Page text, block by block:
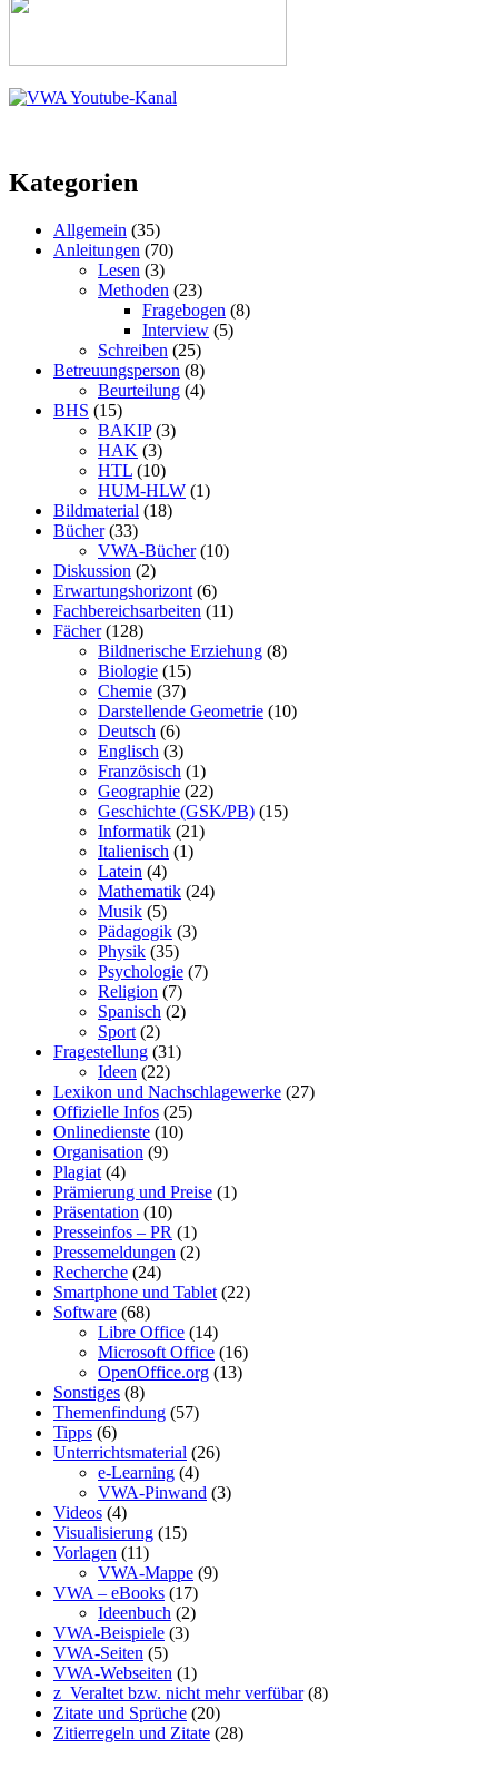
Kategorien
Allgemein (35)
Anleitungen (70)
Lesen (3)
Methoden (23)
Fragebogen (8)
Interview (5)
Schreiben (25)
Betreuungsperson (8)
Beurteilung (4)
BHS (15)
BAKIP(3)
HAK (3)
HTL (10)
HUM-HLW (1)
Bildmaterial (18)
Bücher(33)
VWA-Bücher(10)
Diskussion (2)
Erwartungshorizont (6)
Fachbereichsarbeiten (11)
Fächer(128)
Bildnerische Erziehung (8)
Biologie (15)
Chemie (37)
Darstellende Geometrie (10)
Deutsch (6)
Englisch (3)
Französisch (1)
Geographie (22)
Geschichte (GSK/PB) (15)
Informatik (21)
Italienisch (1)
Latein (4)
Mathematik (24)
Musik (5)
Pädagogik (3)
Physik (35)
Psychologie (7)
Religion (7)
Spanisch (2)
Sport (2)
Fragestellung (31)
Ideen (22)
Lexikon und Nachschlagewerke (27)
Offizielle Infos (25)
Onlinedienste (10)
Organisation (9)
Plagiat (4)
Prämierung und Preise (1)
Präsentation (10)
Presseinfos – PR (1)
Pressemeldungen (2)
Recherche (24)
Smartphone und Tablet (22)
Software (68)
Libre Office (14)
Microsoft Office (16)
OpenOffice.org (13)
Sonstiges (8)
Themenfindung (57)
Tipps (6)
Unterrichtsmaterial (26)
e-Learning (4)
VWA-Pinwand (3)
Videos (4)
Visualisierung (15)
Vorlagen (11)
VWA-Mappe (9)
VWA – eBooks (17)
Ideenbuch (2)
VWA-Beispiele (3)
VWA-Seiten (5)
VWA-Webseiten (1)
z_Veraltet bzw. nicht mehr verfübar(8)
Zitate und Sprüche (20)
Zitierregeln und Zitate (28)